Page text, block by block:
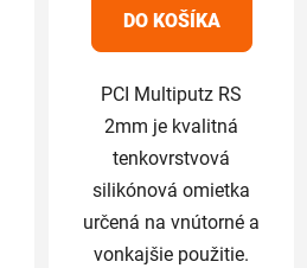
5
hviezdičiek.
DO KOŠÍKA
PCI Multiputz RS
2mm je kvalitná
tenkovrstvová
silikónová omietka
určená na vnútorné a
vonkajšie použitie.